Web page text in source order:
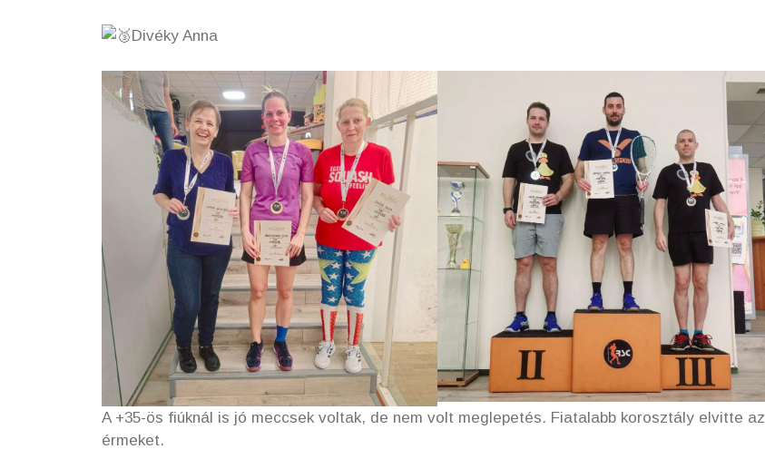
Divéky Anna
A +35-ös fiúknál is jó meccsek voltak, de nem volt meglepetés. Fiatalabb korosztály elvitte az
érmeket.